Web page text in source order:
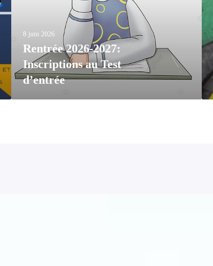
8 juin 2026
Rentrée 2026-2027:
Inscriptions au Test
d’entrée